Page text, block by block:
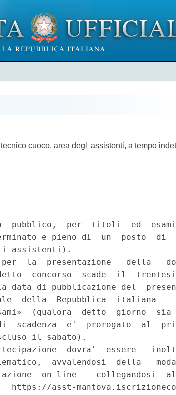
cuoco, area degli assistenti, a tempo